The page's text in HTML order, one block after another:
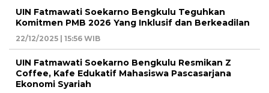
UIN Fatmawati Soekarno Bengkulu Teguhkan
Komitmen PMB 2026 Yang Inklusif dan Berkeadilan
22/12/2025 | 15:56 WIB
UIN Fatmawati Soekarno Bengkulu Resmikan Z
Coffee, Kafe Edukatif Mahasiswa Pascasarjana
Ekonomi Syariah